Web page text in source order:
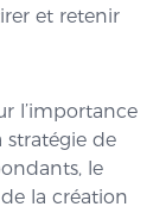
et retenir
l’importance
stratégie de
le
la création